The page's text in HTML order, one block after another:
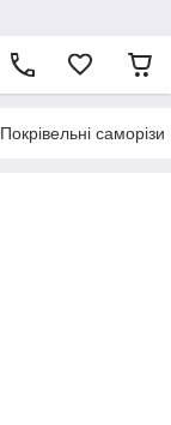
Покрівельні саморізи